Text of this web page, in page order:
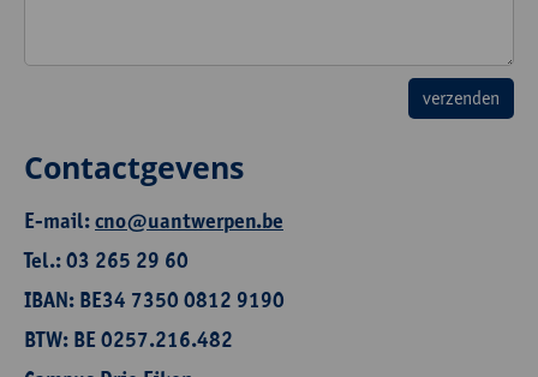
Contactgevens
E-mail:cno@uantwerpen.be
Tel.: 03 265 29 60
IBAN: BE34 7350 0812 9190
BTW: BE 0257.216.482